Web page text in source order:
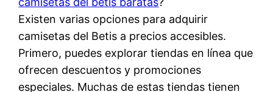
Existen varias opciones para adquirir
camisetas del Betis a precios accesibles.
Primero, puedes explorar tiendas en línea que
ofrecen descuentos y promociones
especiales. Muchas de estas tiendas tienen